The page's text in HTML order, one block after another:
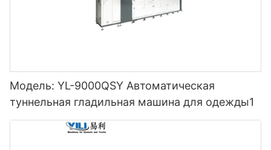
Модель: YL-9000QSY Автоматическая
туннельная гладильная машина для одежды1